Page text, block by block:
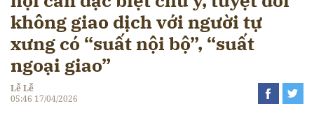
không giao dịch với người tự
xưng có “suất nội bộ”, “suất
ngoại giao”
Lễ Lễ
05:46 17/04/2026